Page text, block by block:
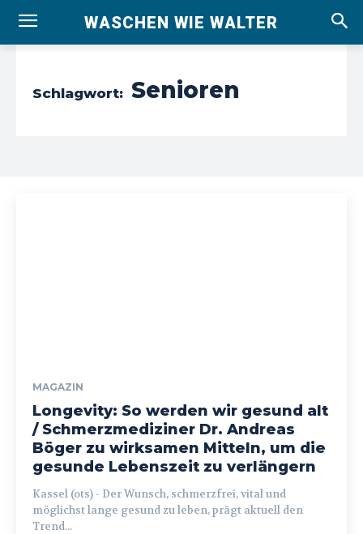
WASCHEN WIE WALTER
Schlagwort: Senioren
MAGAZIN
Longevity: So werden wir gesund alt
/ Schmerzmediziner Dr. Andreas
Böger zu wirksamen Mitteln, um die
gesunde Lebenszeit zu verlängern
Kassel (ots) - Der Wunsch, schmerzfrei, vital und
möglichst lange gesund zu leben, prägt aktuell den
Trend...